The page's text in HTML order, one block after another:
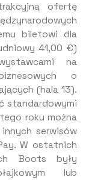
ofertę
biletowi dla
41,00 €)
na
o
(hala 13).
standardowymi
roku można
serwisów
W ostatnich
Boots były
lub